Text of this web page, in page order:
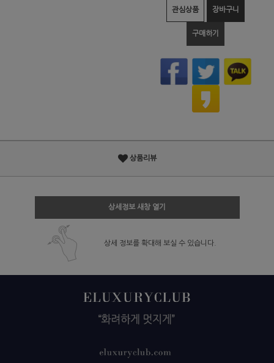
관심상품 장바구니
구매하기
상품리뷰
상세정보 새창 열기
상세 정보를 확대해 보실 수 있습니다.